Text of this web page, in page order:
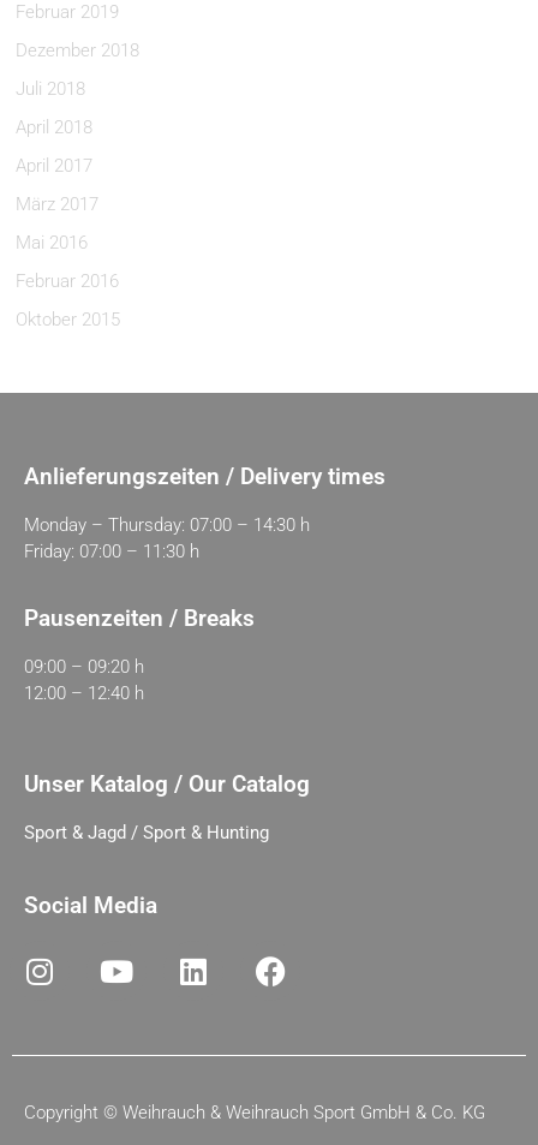
Februar 2019
Dezember 2018
Juli 2018
April 2018
April 2017
März 2017
Mai 2016
Februar 2016
Oktober 2015
Anlieferungszeiten / Delivery times
Monday – Thursday: 07:00 – 14:30 h
Friday: 07:00 – 11:30 h
Pausenzeiten / Breaks
09:00 – 09:20 h
12:00 – 12:40 h
Unser Katalog / Our Catalog
Sport & Jagd / Sport & Hunting
Social Media
Copyright © Weihrauch & Weihrauch Sport GmbH & Co. KG